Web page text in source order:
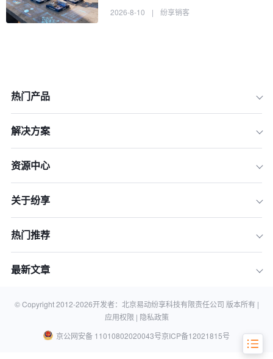
三、灵当CRM的市场口碑
2026-8-10 | 纷享销客
热门产品
解决方案
资源中心
关于纷享
热门推荐
最新文章
© Copyright 2012-2026开发者：北京易动纷享科技有限责任公司 版本所有 |
应用权限 | 隐私政策
京公网安备 11010802020043号京ICP备12021815号